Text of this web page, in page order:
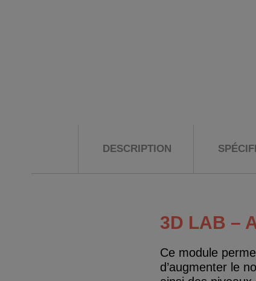
DESCRIPTION
3D LAB –
Ce module
d’augmenter le